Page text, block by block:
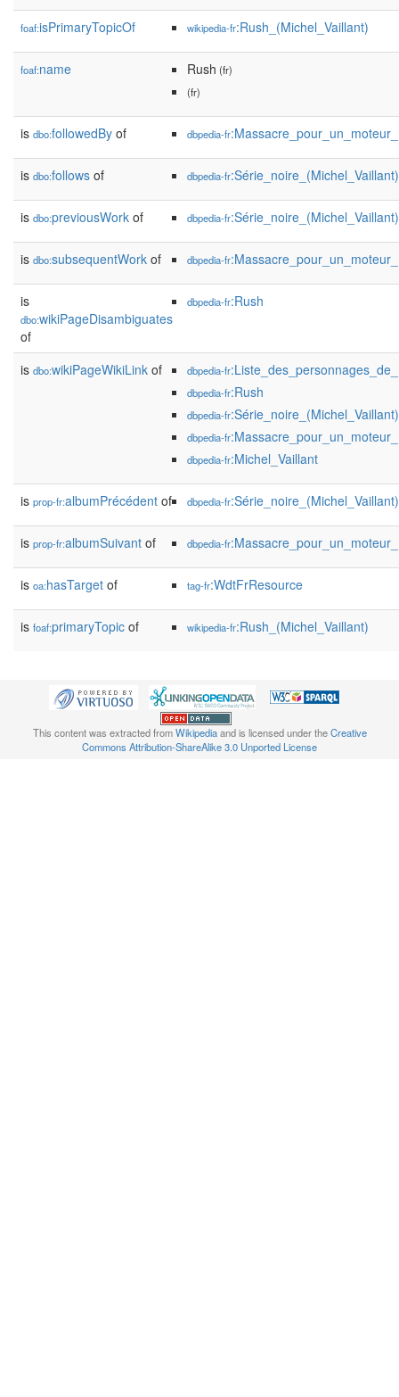
foaf:isPrimaryTopicOf wikipedia-fr:Rush_(Michel_Vaillant)
foaf:name Rush (fr)
(fr)
is dbo:followedBy of dbpedia-fr
is dbo:follows of dbpedia-fr:Série_noire_(Michel_Vaillant)
is dbo:previousWork of dbpedia-fr:Série_noire_(Michel_Vaillant)
is dbo:subsequentWork of dbpedia-fr
is
dbo:wikiPageDisambiguates
of
dbpedia-fr:Rush
is dbo:wikiPageWikiLink of dbpedia-fr
dbpedia-fr:Rush
dbpedia-fr:Série_noire_(Michel_Vaillant)
dbpedia-fr
dbpedia-fr:Michel_Vaillant
is prop-fr:albumPrécédent of dbpedia-fr:Série_noire_(Michel_Vaillant)
is prop-fr:albumSuivant of dbpedia-fr
is oa:hasTarget of tag-fr:WdtFrResource
is foaf:primaryTopic of wikipedia-fr:Rush_(Michel_Vaillant)
This content was extracted fromWikipediaand is licensed under theCreative
Commons Attribution-ShareAlike 3.0 Unported License